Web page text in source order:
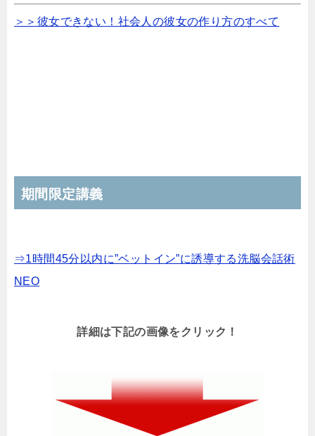
＞＞彼女できない！社会人の彼女の作り方のすべて
期間限定講義
⇒1時間45分以内に”ベットイン”に誘導する洗脳会話術
NEO
詳細は下記の画像をクリック！